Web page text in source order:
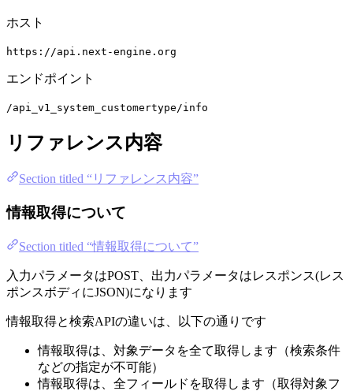
ホスト
https://api.next-engine.org
エンドポイント
/api_v1_system_customertype/info
リファレンス内容
Section titled “リファレンス内容”
情報取得について
Section titled “情報取得について”
入力パラメータはPOST、出力パラメータはレスポンス(レス
ポンスボディにJSON)になります
情報取得と検索APIの違いは、以下の通りです
情報取得は、対象データを全て取得します（検索条件
などの指定が不可能）
情報取得は、全フィールドを取得します（取得対象フ